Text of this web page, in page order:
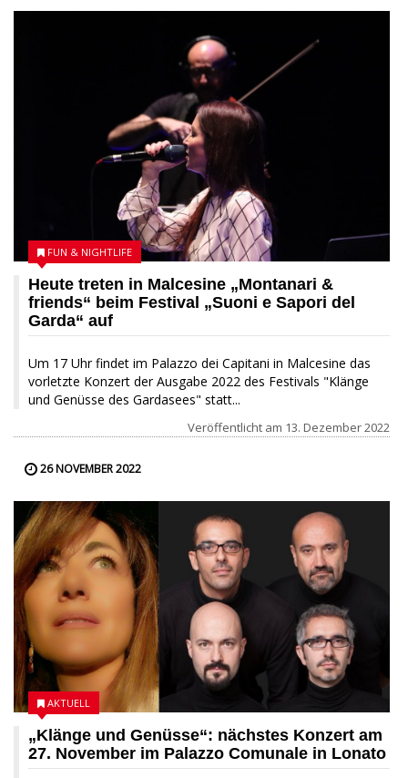
Heute treten in Malcesine „Montanari &
friends“ beim Festival „Suoni e Sapori del
Garda“ auf
Um 17 Uhr findet im Palazzo dei Capitani in Malcesine das
vorletzte Konzert der Ausgabe 2022 des Festivals "Klänge
und Genüsse des Gardasees" statt...
FUN & NIGHTLIFE
Veröffentlicht am 13. Dezember 2022
26 NOVEMBER 2022
„Klänge und Genüsse“: nächstes Konzert am
27. November im Palazzo Comunale in Lonato
AKTUELL